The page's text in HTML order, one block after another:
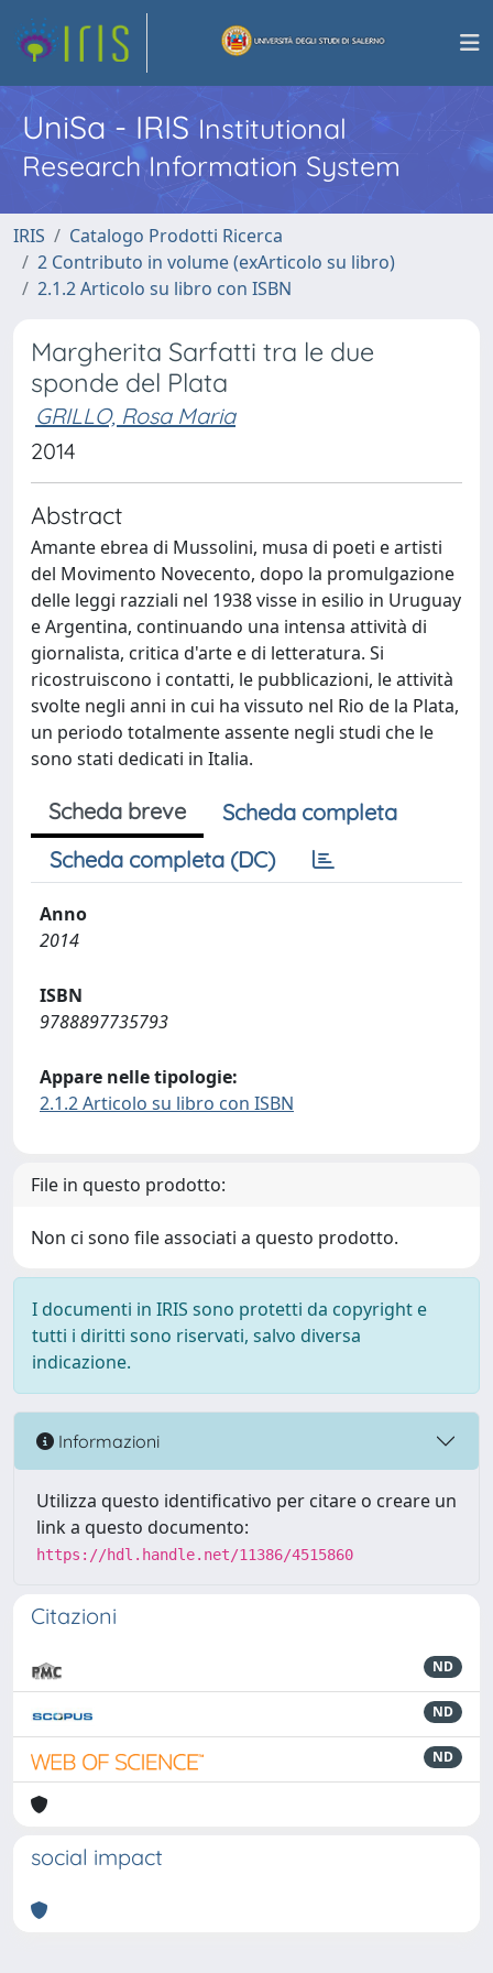
UniSa - IRISInstitutional
Research Information System
IRIS
Catalogo Prodotti Ricerca
2 Contributo in volume (exArticolo su libro)
2.1.2 Articolo su libro con ISBN
Margherita Sarfatti tra le due
sponde del Plata
GRILLO, Rosa Maria
2014
Abstract
Amante ebrea di Mussolini, musa di poeti e artisti
del Movimento Novecento, dopo la promulgazione
delle leggi razziali nel 1938 visse in esilio in Uruguay
e Argentina, continuando una intensa attività di
giornalista, critica d'arte e di letteratura. Si
ricostruiscono i contatti, le pubblicazioni, le attività
svolte negli anni in cui ha vissuto nel Rio de la Plata,
un periodo totalmente assente negli studi che le
sono stati dedicati in Italia.
Scheda breve
Scheda completa
Scheda completa (DC)
Anno
2014
ISBN
9788897735793
Appare nelle tipologie:
2.1.2 Articolo su libro con ISBN
File in questo prodotto:
Non ci sono file associati a questo prodotto.
I documenti in IRIS sono protetti da copyright e
tutti i diritti sono riservati, salvo diversa
indicazione.
Informazioni
Utilizza questo identificativo per citare o creare un
link a questo documento:
https://hdl.handle.net/11386/4515860
Citazioni
ND
ND
ND
social impact